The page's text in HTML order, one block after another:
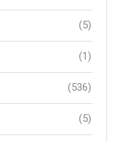
(5)
(1)
(536)
(5)